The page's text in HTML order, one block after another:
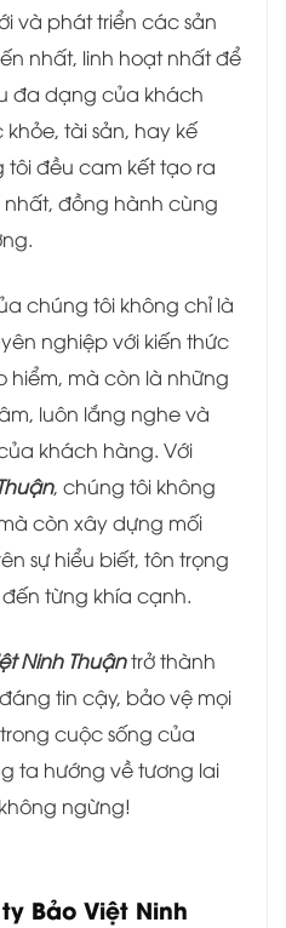
và phát triển các sản
nhất, linh hoạt nhất để
đa dạng của khách
tài sản, hay kế
đều cam kết tạo ra
đồng hành cùng
chúng tôi không chỉ là
nghiệp với kiến thức
hiểm, mà còn là những
luôn lắng nghe và
khách hàng. Với
, chúng tôi không
còn xây dựng mối
sự hiểu biết, tôn trọng
từng khía cạnh.
Ninh Thuậntrở thành
tin cậy, bảo vệ mọi
cuộc sống của
ta hướng về tương lai
ngừng!
Bảo Việt Ninh